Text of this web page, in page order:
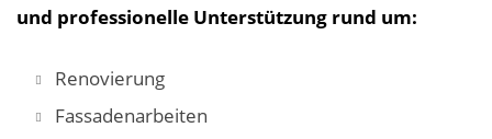
und professionelle Unterstützung rund um:
Renovierung
Fassadenarbeiten